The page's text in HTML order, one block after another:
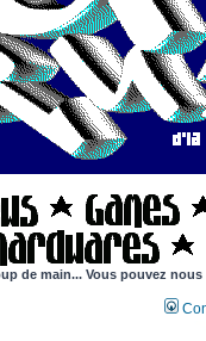
de main... Vous pouvez